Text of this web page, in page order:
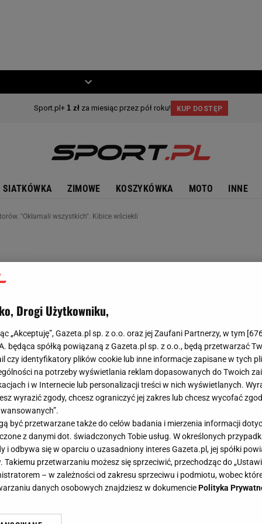
SIATKÓWKA ZIMOWE KOSZYKÓWKA MOTO INNE
"Okłamali wszystkich". Kibice wściekli
Drogi Użytkowniku,
„Akceptuję”, Gazeta.pl sp. z o.o. oraz jej Zaufani Partnerzy, w tym [
będąca spółką powiązaną z Gazeta.pl sp. z o.o., będą przetwarzać
czy identyfikatory plików cookie lub inne informacje zapisane w tych
na potrzeby wyświetlania reklam dopasowanych do Twoich
i w Internecie lub personalizacji treści w nich wyświetlanych.
wyrazić zgody, chcesz ograniczyć jej zakres lub chcesz wycofać
być przetwarzane także do celów badania i mierzenia informacji
z danymi dot. świadczonych Tobie usług. W określonych
i odbywa się w oparciu o uzasadniony interes Gazeta.pl, jej spółki
przetwarzaniu możesz się sprzeciwić, przechodząc do
– w zależności od zakresu sprzeciwu i podmiotu, wobec
danych osobowych znajdziesz w dokumenciePolityka